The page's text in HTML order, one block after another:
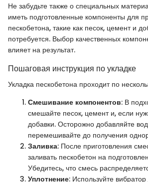
Не забудьте также о специальных
иметь подготовленные компоненты для
пескобетона, такие как песок, цемент и
потребуется. Выбор качественных
влияет на результат.
Пошаговая инструкция по укладке
Укладка пескобетона проходит по
Смешивание компонентов: В
смешайте песок, цемент и, если
добавки. Осторожно добавляйте
перемешивайте до получения
Заливка: После приготовления
заливать пескобетон на
Убедитесь, что смесь
Уплотнение: Используйте